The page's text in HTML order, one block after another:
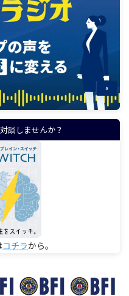
談しませんか？
コチラから。